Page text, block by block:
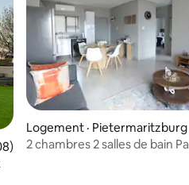
de 4,82 sur 5, 208
Logement · Pietermaritzburg
2 chambres 2 salles de bain